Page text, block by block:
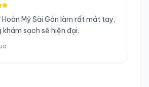
Hoàn Mỹ Sài Gòn làm rất mát tay,
khám sạch sẽ hiện đại.